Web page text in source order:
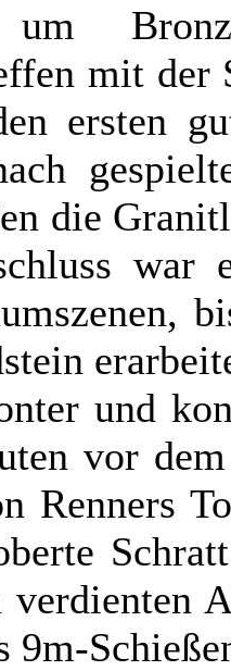
mit der
ersten
die
war
und
vor
Renners
verdienten
9m-